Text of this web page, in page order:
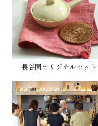
長谷園オリジナルセット